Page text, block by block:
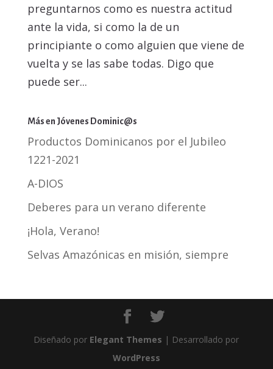
preguntarnos como es nuestra actitud
ante la vida, si como la de un
principiante o como alguien que viene de
vuelta y se las sabe todas. Digo que
puede ser...
Más en Jóvenes Dominic@s
Productos Dominicanos por el Jubileo
1221-2021
A-DIOS
Deberes para un verano diferente
¡Hola, Verano!
Selvas Amazónicas en misión, siempre
Diseñado por Elegant Themes | Desarrollado por
WordPress